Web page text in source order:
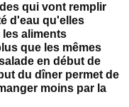
qui vont remplir
d'eau qu'elles
aliments
que les mêmes
en début de
du dîner permet de
moins par la